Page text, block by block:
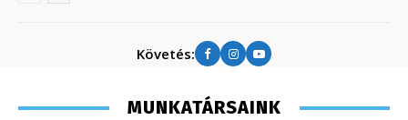
Követés:
MUNKATÁRSAINK